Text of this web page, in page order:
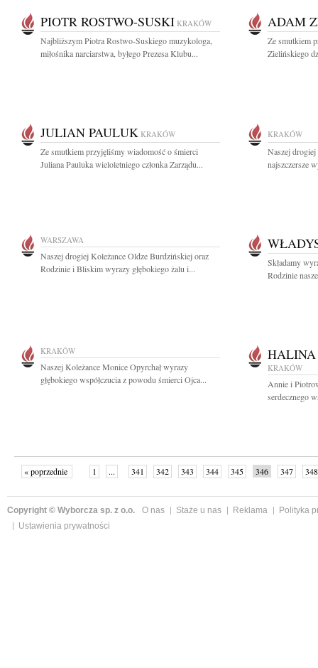
PIOTR ROSTWO-SUSKI KRAKÓW
Najbliższym Piotra Rostwo-Suskiego muzykologa,
miłośnika narciarstwa, byłego Prezesa Klubu...
ADAM
Ze smutkiem
Zielińskiego
JULIAN PAULUK KRAKÓW
Ze smutkiem przyjęliśmy wiadomość o śmierci
Juliana Pauluka wieloletniego członka Zarządu...
KRAKÓW
Naszej
najszczersze
WARSZAWA
Naszej drogiej Koleżance Oldze Burdzińskiej oraz
Rodzinie i Bliskim wyrazy głębokiego żalu i...
Składamy
Rodzinie
KRAKÓW
Naszej Koleżance Monice Opyrchał wyrazy
głębokiego współczucia z powodu śmierci Ojca...
HALINA
KRAKÓW
Annie i
serdecznego
« poprzednie 1 ... 341 342 343 344 345 346 347
348
Copyright © Wyborcza sp. z o.o. O nas Staże u nas Reklama
Polityka
Ustawienia prywatności